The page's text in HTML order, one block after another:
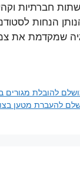
חברתיות
הנותן הנחות
שמקדמת את
להובלת מגורים
להעברת מטען